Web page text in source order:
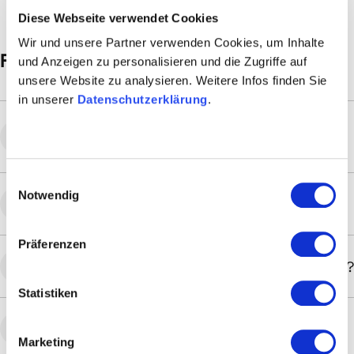
Diese Webseite verwendet Cookies
Wir und unsere Partner verwenden Cookies, um Inhalte
und Anzeigen zu personalisieren und die Zugriffe auf
unsere Website zu analysieren. Weitere Infos finden Sie
in unserer Datenschutzerklärung.
Notwendig
Präferenzen
Statistiken
Marketing
FAQ zu Telefone für 3CX & CloudFon
Kann ich Geräte mieten statt kaufen?
Übernehmen Sie die Einrichtung der Telefone?